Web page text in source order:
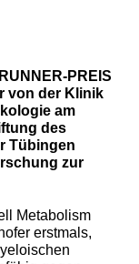
PREIS
von der Klinik
am
des
Tübingen
zur
Metabolism
erstmals,